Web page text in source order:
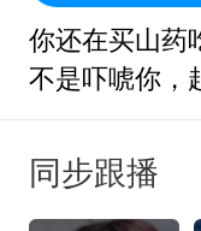
你还在买山药
不是吓唬你，
同步跟播